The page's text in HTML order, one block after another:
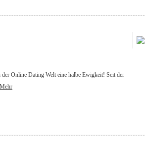
Online Dating Welt eine halbe Ewigkeit! Seit der
Mehr